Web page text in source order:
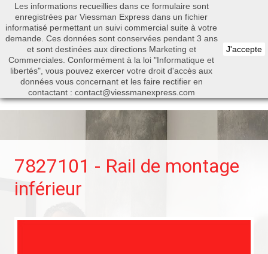

Rechercher
7827101 - Rail de montage
inférieur
Les informations recueillies dans ce formulaire sont
enregistrées par Viessman Express dans un fichier
informatisé permettant un suivi commercial suite à votre
demande. Ces données sont conservées pendant 3 ans
et sont destinées aux directions Marketing et
Commerciales. Conformément à la loi "Informatique et
libertés", vous pouvez exercer votre droit d'accès aux
données vous concernant et les faire rectifier en
contactant : contact@viessmanexpress.com
J'accepte